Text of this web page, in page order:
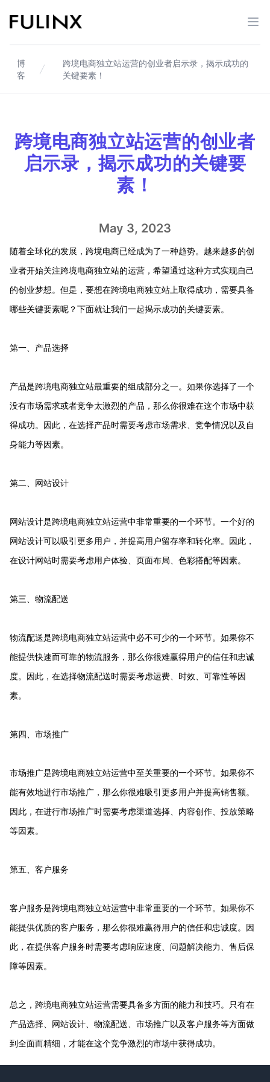
Fulinx-跨境电商独立站自建站平台
打
博
客
跨境电商独立站运营的创业者启示录，揭示成功的
关键要素！
跨境电商独立站运营的创业者
启示录，揭示成功的关键要
素！
May 3, 2023
随着全球化的发展，跨境电商已经成为了一种趋势。越来越多的创
业者开始关注跨境电商独立站的运营，希望通过这种方式实现自己
的创业梦想。但是，要想在跨境电商独立站上取得成功，需要具备
哪些关键要素呢？下面就让我们一起揭示成功的关键要素。
第一、产品选择
产品是跨境电商独立站最重要的组成部分之一。如果你选择了一个
没有市场需求或者竞争太激烈的产品，那么你很难在这个市场中获
得成功。因此，在选择产品时需要考虑市场需求、竞争情况以及自
身能力等因素。
第二、网站设计
网站设计是跨境电商独立站运营中非常重要的一个环节。一个好的
网站设计可以吸引更多用户，并提高用户留存率和转化率。因此，
在设计网站时需要考虑用户体验、页面布局、色彩搭配等因素。
第三、物流配送
物流配送是跨境电商独立站运营中必不可少的一个环节。如果你不
能提供快速而可靠的物流服务，那么你很难赢得用户的信任和忠诚
度。因此，在选择物流配送时需要考虑运费、时效、可靠性等因
素。
第四、市场推广
市场推广是跨境电商独立站运营中至关重要的一个环节。如果你不
能有效地进行市场推广，那么你很难吸引更多用户并提高销售额。
因此，在进行市场推广时需要考虑渠道选择、内容创作、投放策略
等因素。
第五、客户服务
客户服务是跨境电商独立站运营中非常重要的一个环节。如果你不
能提供优质的客户服务，那么你很难赢得用户的信任和忠诚度。因
此，在提供客户服务时需要考虑响应速度、问题解决能力、售后保
障等因素。
总之，跨境电商独立站运营需要具备多方面的能力和技巧。只有在
产品选择、网站设计、物流配送、市场推广以及客户服务等方面做
到全面而精细，才能在这个竞争激烈的市场中获得成功。